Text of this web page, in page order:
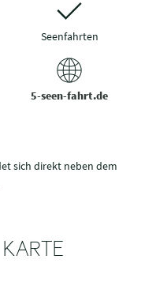
Seenfahrten
5-seen-fahrt.de
sich direkt neben dem